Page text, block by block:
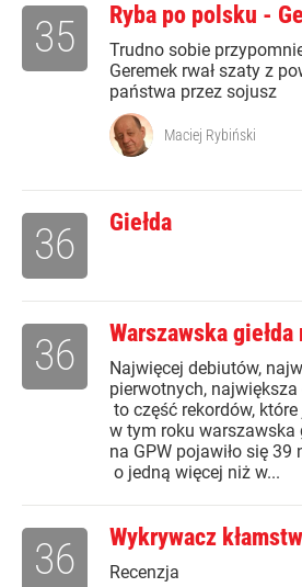
Ryba po polsku -
Trudno sobie
Geremek rwał szaty z
państwa przez sojusz
35
Maciej Rybiński
Giełda
36
Warszawska
Najwięcej debiutów,
pierwotnych,
to część rekordów,
w tym roku warszawska
na GPW pojawiło się 39
o jedną więcej niż w...
36
Wykrywacz kłamstw
Recenzja
36